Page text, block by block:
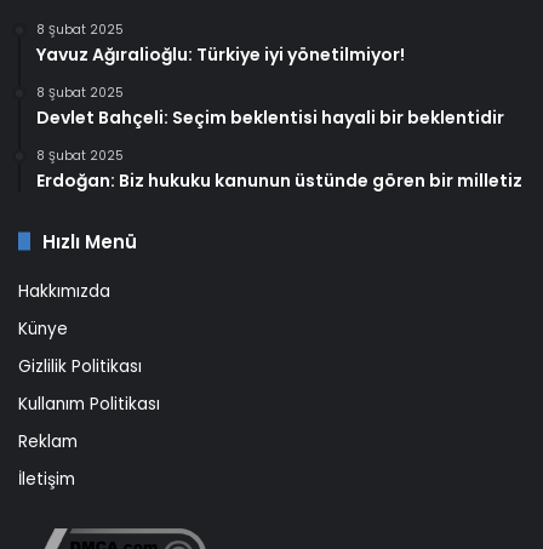
8 Şubat 2025
Yavuz Ağıralioğlu: Türkiye iyi yönetilmiyor!
8 Şubat 2025
Devlet Bahçeli: Seçim beklentisi hayali bir beklentidir
8 Şubat 2025
Erdoğan: Biz hukuku kanunun üstünde gören bir milletiz
Hızlı Menü
Hakkımızda
Künye
Gizlilik Politikası
Kullanım Politikası
Reklam
İletişim